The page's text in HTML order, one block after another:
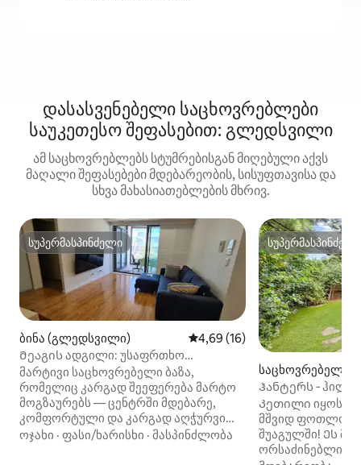
დასასვენებელი საცხოვრებლები
საუკეთესო შეფასებით: გლედსვილი
ამ საცხოვრებლებს სტუმრებისგან მიღებული აქვს
მაღალი შეფასებები მდებარეობის, სისუფთავისა და
სხვა მახასიათებლების მხრივ.
სუპერმასპინძელი
სუპერმასპინძელი
ბინა (გლედსვილი) საშუალო შეფასებაა 5‑დან
4,69 (16)
Მეაგის ადგილი: უსაფრთხო
პარკირების ადგილი, ავტობუსი და
ალდი კართან.
მარტივი საცხოვრებელი ბაზა,
რომელიც კარგად შეეფერება მარტო
მოგზაურებს — ცენტრში მდებარე,
კომფორტული და კარგად აღჭურვილი
🛗 ლიფტი და დაცული პარკირების
ოჯახი · ფასი/ხარისხი · მასპინძლობა
საცხოვრებელი
ლი)
Ჰანტერს ‑
Კეთილი იყოს
მშვიდ
შუაგულში! Ეს